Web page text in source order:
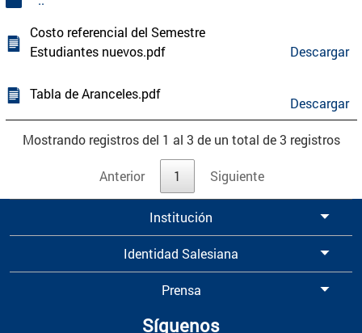
Costo referencial del Semestre
Estudiantes nuevos.pdf
Descargar
Tabla de Aranceles.pdf
Descargar
Mostrando registros del 1 al 3 de un total de 3 registros
Anterior 1 Siguiente
Institución
Identidad Salesiana
Prensa
Síguenos